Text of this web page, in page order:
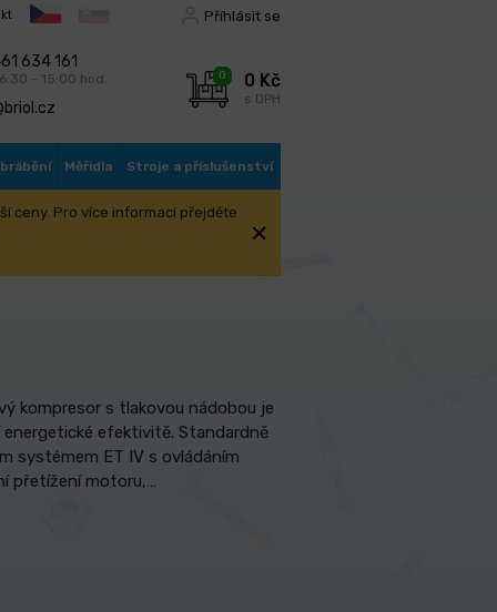
Příhlásit se
634 161
- 15:00 hod. 0 0 Kč
s DPH
Měřidla Stroje a příslušenství
ceny. Pro více informací přejděte
kompresor s tlakovou nádobou je
efektivitě. Standardně
systémem ET IV s ovládáním
přetížení motoru,…